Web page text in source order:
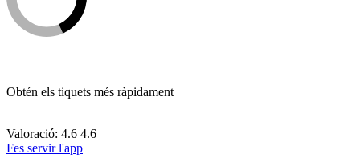
Obtén els tiquets més ràpidament
Valoració: 4.6 4.6
Fes servir l'app